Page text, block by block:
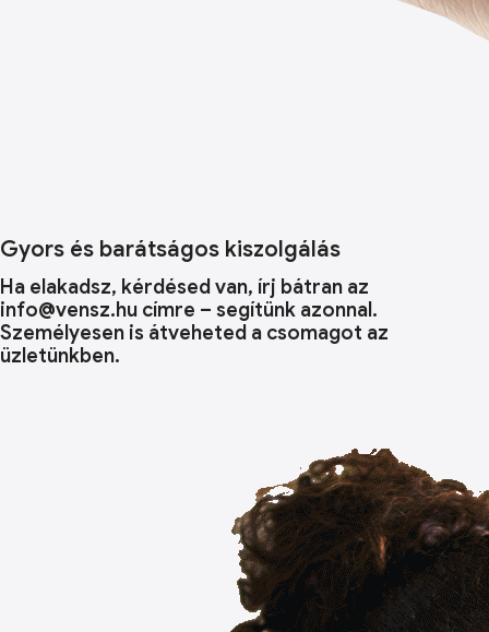
Gyors és barátságos kiszolgálás
Ha elakadsz, kérdésed van, írj bátran az
info@vensz.hu címre – segítünk azonnal.
Személyesen is átveheted a csomagot az
üzletünkben.